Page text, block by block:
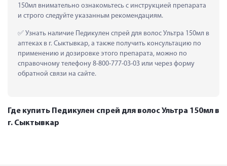
150мл внимательно ознакомьтесь с инструкцией препарата
и строго следуйте указанным рекомендациям.
Узнать наличие Педикулен спрей для волос Ультра 150мл в
аптеках в г. Сыктывкар, а также получить консультацию по
применению и дозировке этого препарата, можно по
справочному телефону 8-800-777-03-03 или через форму
обратной связи на сайте.
Где купить Педикулен спрей для волос Ультра 150мл в
г. Сыктывкар